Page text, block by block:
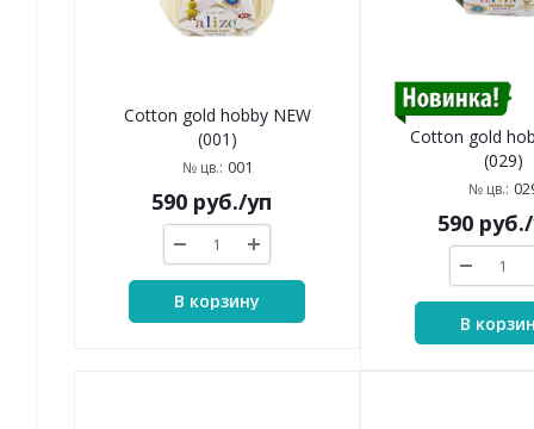
Cotton gold hobby NEW
(001)
№ цв.: 001
590руб./уп
В корзину
Cotton gold
(029)
№ цв.:
590руб.
В